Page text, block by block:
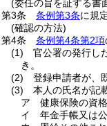
(委任の旨を証する書
第3条
条例第3条に規
(確認の方法)
第4条
条例第4条第2項
(1)
官公署の発行し
き。
(2)
登録申請者が、
(3)
本人の氏名が記
ア
健康保険の資
イ
年金手帳又は